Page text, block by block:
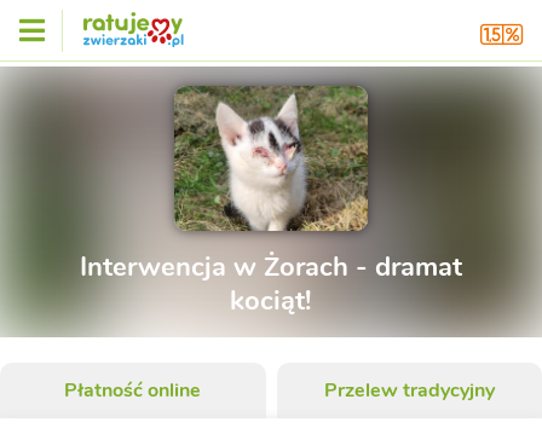
Interwencja w Żorach - dramat
kociąt!
Płatność online Przelew tradycyjny